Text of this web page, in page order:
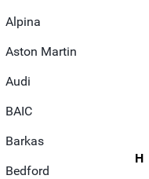
Alpina
Aston Martin
Audi
BAIC
Barkas
Bedford
H